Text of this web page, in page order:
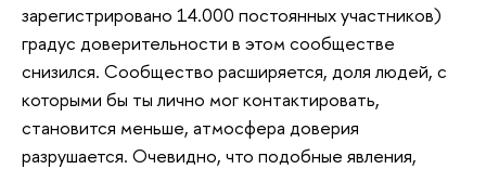
зарегистрировано 14.000 постоянных участников)
градус доверительности в этом сообществе
снизился. Сообщество расширяется, доля людей, с
которыми бы ты лично мог контактировать,
становится меньше, атмосфера доверия
разрушается. Очевидно, что подобные явления,